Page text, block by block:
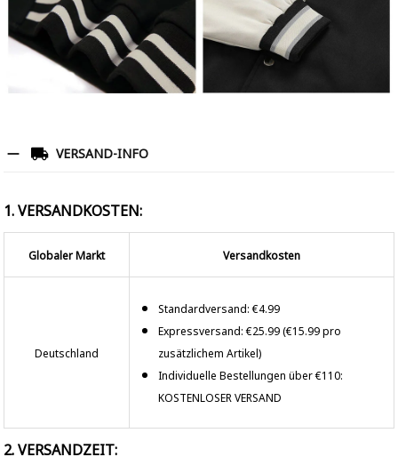
VERSAND-INFO
1. VERSANDKOSTEN:
Globaler Markt Versandkosten
Deutschland
Standardversand: €4.99
Expressversand: €25.99 (€15.99 pro
zusätzlichem Artikel)
Individuelle Bestellungen über €110:
KOSTENLOSER VERSAND
2. VERSANDZEIT: